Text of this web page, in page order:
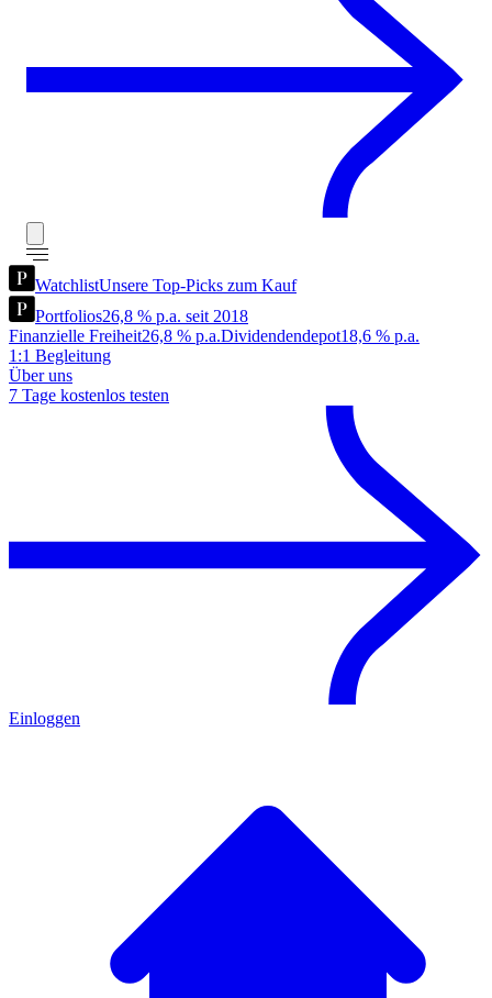
WatchlistUnsere Top-Picks zum Kauf
Portfolios26,8 % p.a. seit 2018
Finanzielle Freiheit26,8 % p.a.Dividendendepot18,6 % p.a.
1:1 Begleitung
Über uns
7 Tage kostenlos testen
Einloggen